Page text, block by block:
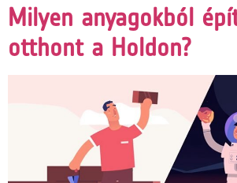
Milyen anyagokból
otthont a Holdon?